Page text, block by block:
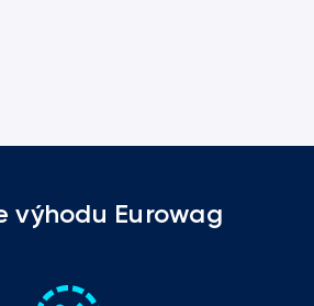
výhodu Eurowag